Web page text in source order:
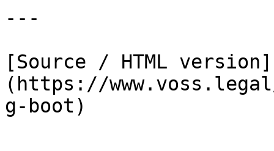
---
[Source / HTML version]
(https://